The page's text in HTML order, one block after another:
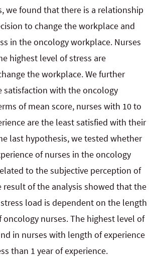
we found that there is a relationship
to change the workplace and
in the oncology workplace. Nurses
highest level of stress are
the workplace. We further
satisfaction with the oncology
of mean score, nurses with 10 to
are the least satisfied with their
last hypothesis, we tested whether
of nurses in the oncology
to the subjective perception of
result of the analysis showed that the
stress load is dependent on the length
oncology nurses. The highest level of
in nurses with length of experience
than 1 year of experience.